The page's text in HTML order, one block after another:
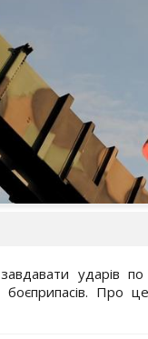
ударів
Про це